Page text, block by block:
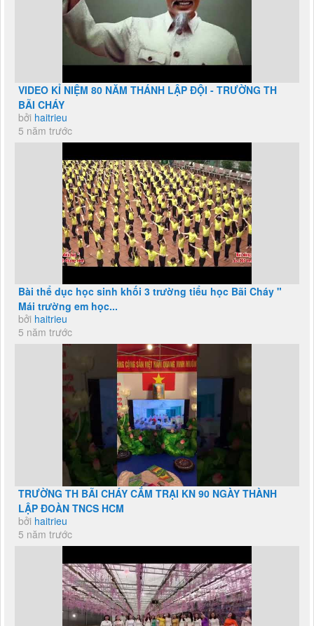
VIDEO KỈ NIỆM 80 NĂM THÁNH LẬP ĐỘI - TRƯỜNG TH
BÃI CHÁY
bởi haitrieu
5 năm trước
Bài thể dục học sinh khối 3 trường tiểu học Bãi Cháy "
Mái trường em học...
bởi haitrieu
5 năm trước
TRƯỜNG TH BÃI CHÁY CẮM TRẠI KN 90 NGÀY THÀNH
LẬP ĐOÀN TNCS HCM
bởi haitrieu
5 năm trước